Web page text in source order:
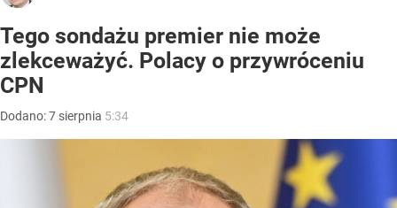
Tego sondażu premier nie może
zlekceważyć. Polacy o przywróceniu
CPN
Dodano:7 sierpnia 5:34